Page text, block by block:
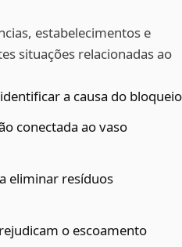
estabelecimentos e
situações relacionadas ao
a causa do bloqueio
conectada ao vaso
eliminar resíduos
o escoamento